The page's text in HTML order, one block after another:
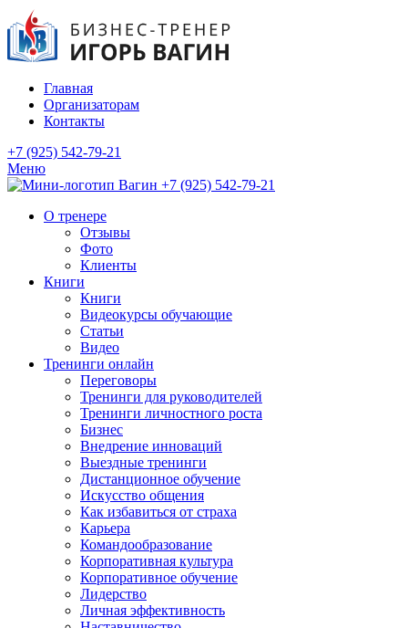
Главная
Организаторам
Контакты
+7 (925) 542-79-21
Меню
+7 (925) 542-79-21
О тренере
Отзывы
Фото
Клиенты
Книги
Книги
Видеокурсы обучающие
Статьи
Видео
Тренинги онлайн
Переговоры
Тренинги для руководителей
Тренинги личностного роста
Бизнес
Внедрение инноваций
Выездные тренинги
Дистанционное обучение
Искусство общения
Как избавиться от страха
Карьера
Командообразование
Корпоративная культура
Корпоративное обучение
Лидерство
Личная эффективность